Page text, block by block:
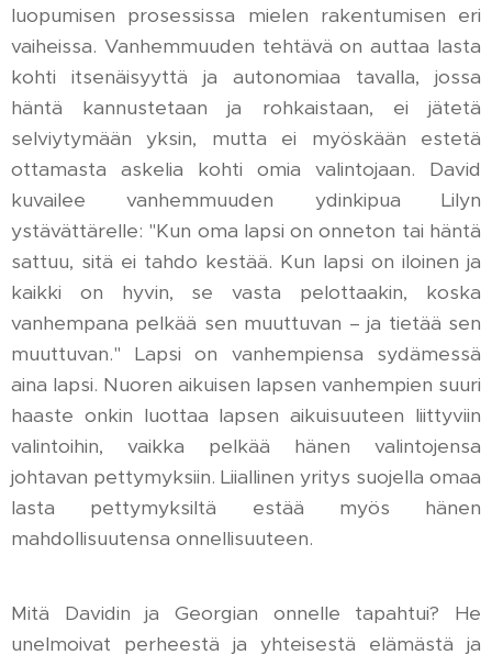
luopumisen prosessissa mielen rakentumisen eri
vaiheissa. Vanhemmuuden tehtävä on auttaa lasta
kohti itsenäisyyttä ja autonomiaa tavalla, jossa
häntä kannustetaan ja rohkaistaan, ei jätetä
selviytymään yksin, mutta ei myöskään estetä
ottamasta askelia kohti omia valintojaan. David
kuvailee vanhemmuuden ydinkipua Lilyn
ystävättärelle: "Kun oma lapsi on onneton tai häntä
sattuu, sitä ei tahdo kestää. Kun lapsi on iloinen ja
kaikki on hyvin, se vasta pelottaakin, koska
vanhempana pelkää sen muuttuvan – ja tietää sen
muuttuvan." Lapsi on vanhempiensa sydämessä
aina lapsi. Nuoren aikuisen lapsen vanhempien suuri
haaste onkin luottaa lapsen aikuisuuteen liittyviin
valintoihin, vaikka pelkää hänen valintojensa
johtavan pettymyksiin. Liiallinen yritys suojella omaa
lasta pettymyksiltä estää myös hänen
mahdollisuutensa onnellisuuteen.
Mitä Davidin ja Georgian onnelle tapahtui? He
unelmoivat perheestä ja yhteisestä elämästä ja